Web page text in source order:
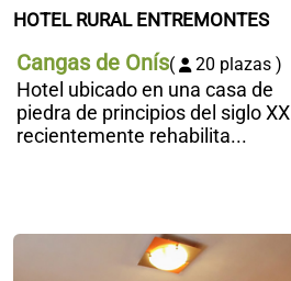
HOTEL RURAL ENTREMONTES
Cangas de Onís( 20 plazas )
Hotel ubicado en una casa de
piedra de principios del siglo XX
recientemente rehabilita...